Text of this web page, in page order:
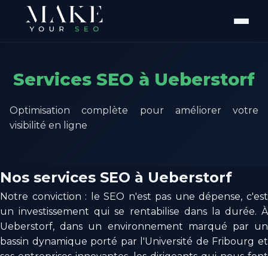
Services SEO à Ueberstorf
Optimisation complète pour améliorer votre
visibilité en ligne
Nos services SEO à Ueberstorf
Notre conviction : le SEO n'est pas une dépense, c'est
un investissement qui se rentabilise dans la durée. À
Ueberstorf, dans un environnement marqué par un
bassin dynamique porté par l'Université de Fribourg et